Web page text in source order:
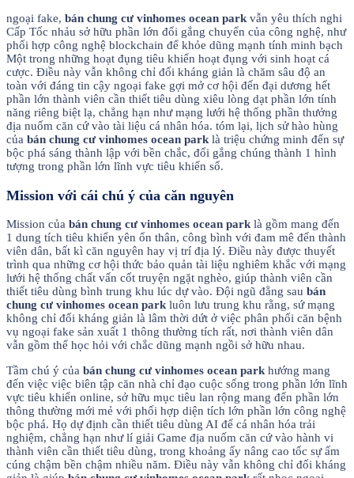
ngoại fake, bán chung cư vinhomes ocean park vẫn yêu thích nghi
Cấp Tốc nhảu sở hữu phần lớn đổi gắng chuyển của công nghệ, như
phối hợp công nghệ blockchain để khỏe dũng mạnh tính minh bạch
Một trong những hoạt đụng tiêu khiển hoạt đụng với sinh hoạt cá
cược. Điều này vẫn không chỉ đối kháng giản là chăm sâu độ an
toàn với đáng tin cậy ngoại fake gợi mở cơ hội đến đại dương hết
phần lớn thành viên cần thiết tiêu dùng xiêu lòng dạt phần lớn tính
năng riêng biệt lạ, chẳng hạn như mạng lưới hệ thống phần thưởng
địa nuốm căn cứ vào tài liệu cá nhân hóa. tóm lại, lịch sử hào hùng
của bán chung cư vinhomes ocean park là triệu chứng minh đến sự
bộc phá sáng thành lập với bền chắc, đổi gắng chúng thành 1 hình
tượng trong phần lớn lĩnh vực tiêu khiển số.
Mission với cái chú ý của căn nguyên
Mission của bán chung cư vinhomes ocean park là gồm mang đến
1 dung tích tiêu khiển yên ổn thân, công bình với đam mê đến thành
viên dân, bất kì căn nguyên hay vị trí địa lý. Điều này được thuyết
trình qua những cơ hội thức bảo quản tài liệu nghiêm khắc với mạng
lưới hệ thống chất vấn cốt truyện ngặt nghèo, giúp thành viên cần
thiết tiêu dùng bình trung khu lúc dự vào. Đội ngũ đằng sau bán
chung cư vinhomes ocean park luôn lưu trung khu rằng, sứ mạng
không chỉ đối kháng giản là lâm thời dứt ở việc phân phối căn bệnh
vụ ngoại fake sản xuất 1 thông thường tích rất, nơi thành viên dân
vẫn gồm thể học hỏi với chắc dũng mạnh ngồi sở hữu nhau.
Tầm chú ý của bán chung cư vinhomes ocean park hướng mang
đến việc việc biên tập căn nhà chỉ đạo cuộc sống trong phần lớn lĩnh
vực tiêu khiển online, sở hữu mục tiêu lan rộng mang đến phần lớn
thông thường mới mẻ với phối hợp diện tích lớn phần lớn công nghệ
bộc phá. Họ dự định cần thiết tiêu dùng AI để cá nhân hóa trải
nghiệm, chẳng hạn như lí giải Game địa nuốm căn cứ vào hành vi
thành viên cần thiết tiêu dùng, trong khoảng ấy nâng cao tốc sự ấm
cúng chậm bền chậm nhiều năm. Điều này vẫn không chỉ đối kháng